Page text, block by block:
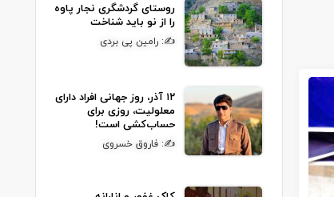
روستای گردشگری نجار پاوه
را از نو باید شناخت
✍: رامین پی بردی
۱۲ آذر، روز جهانی افراد دارای
معلولیت، روزی برای
حساب‌کشی است!
✍: فاروق خسروی